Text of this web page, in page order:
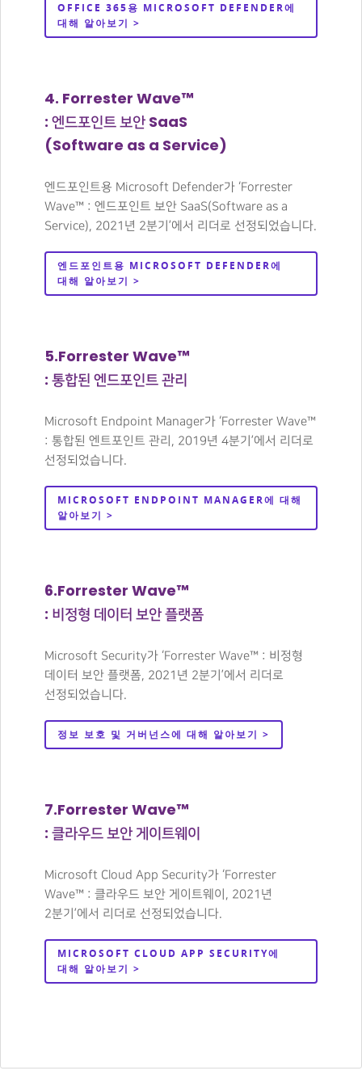
OFFICE 365용 MICROSOFT DEFENDER에
대해 알아보기 >
4. Forrester Wave™
: 엔드포인트 보안 SaaS
(Software as a Service)
엔드포인트용 Microsoft Defender가 ‘Forrester
Wave™ : 엔드포인트 보안 SaaS(Software as a
Service), 2021년 2분기’에서 리더로 선정되었습니다.
엔드포인트용 MICROSOFT DEFENDER에
대해 알아보기 >
5.Forrester Wave™
: 통합된 엔드포인트 관리
Microsoft Endpoint Manager가 ‘Forrester Wave™
: 통합된 엔트포인트 관리, 2019년 4분기’에서 리더로
선정되었습니다.
MICROSOFT ENDPOINT MANAGER에 대해
알아보기 >
6.Forrester Wave™
: 비정형 데이터 보안 플랫폼
Microsoft Security가 ‘Forrester Wave™ : 비정형
데이터 보안 플랫폼, 2021년 2분기’에서 리더로
선정되었습니다.
정보 보호 및 거버넌스에 대해 알아보기 >
7.Forrester Wave™
: 클라우드 보안 게이트웨이
Microsoft Cloud App Security가 ‘Forrester
Wave™ : 클라우드 보안 게이트웨이, 2021년
2분기’에서 리더로 선정되었습니다.
MICROSOFT CLOUD APP SECURITY에
대해 알아보기 >